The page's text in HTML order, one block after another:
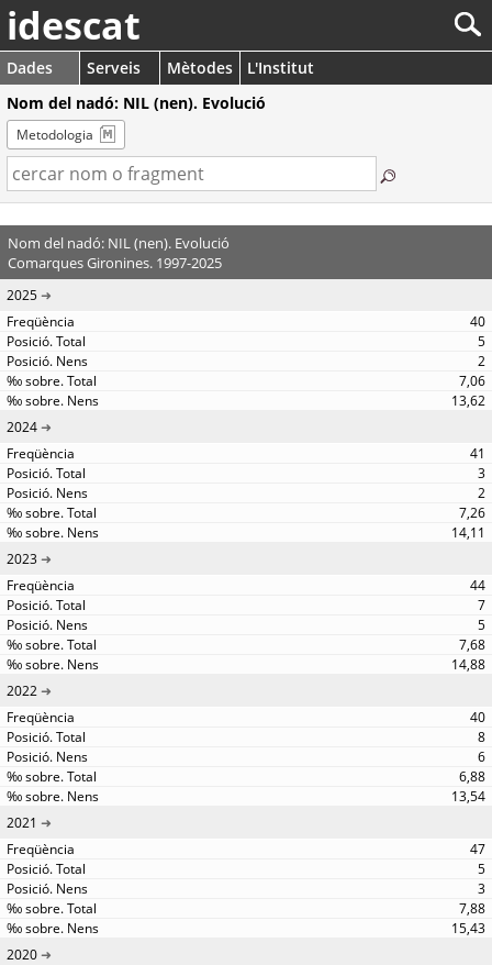
idescat
Dades Serveis Mètodes
L'Institut
Nom del nadó: NIL (nen). Evolució
Metodologia
Nom del nadó: NIL (nen). Evolució
Comarques Gironines. 1997-2025
2025
40
5
2
7,06
13,62
2024
41
3
2
7,26
14,11
2023
44
7
5
7,68
14,88
2022
40
8
6
6,88
13,54
2021
47
5
3
7,88
15,43
2020